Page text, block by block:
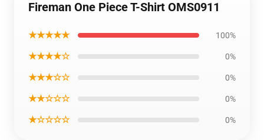
Fireman One Piece T-Shirt OMS0911
★★★★★ 100%
★★★★☆ 0%
★★★☆☆ 0%
★★☆☆☆ 0%
★☆☆☆☆ 0%